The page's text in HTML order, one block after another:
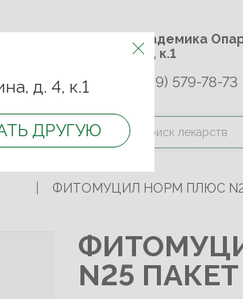
ул. Академика
д. 4, к.1
д. 4, к.1
ДРУГУЮ
74-89 +7 (989) 579-78-73
Акции
ФИТОМУЦИЛ НОРМ ПЛЮС
N25